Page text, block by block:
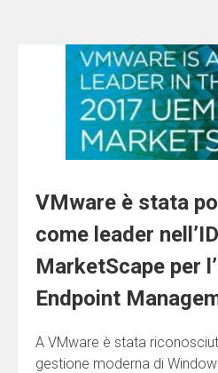
VMware è stata
come leader
MarketScape per
Endpoint
A VMware è stata
gestione moderna di